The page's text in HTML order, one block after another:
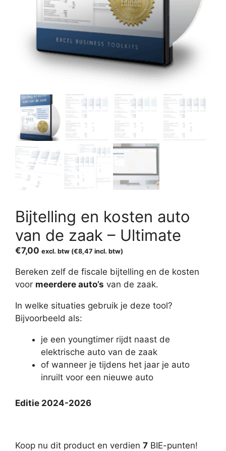
Bijtelling en kosten auto
van de zaak – Ultimate
€7,00 excl. btw (€8,47 incl. btw)
Bereken zelf de fiscale bijtelling en de kosten
voor meerdere auto’s van de zaak.
In welke situaties gebruik je deze tool?
Bijvoorbeeld als:
je een youngtimer rijdt naast de
elektrische auto van de zaak
of wanneer je tijdens het jaar je auto
inruilt voor een nieuwe auto
Editie 2024-2026
Koop nu dit product en verdien 7 BIE-punten!